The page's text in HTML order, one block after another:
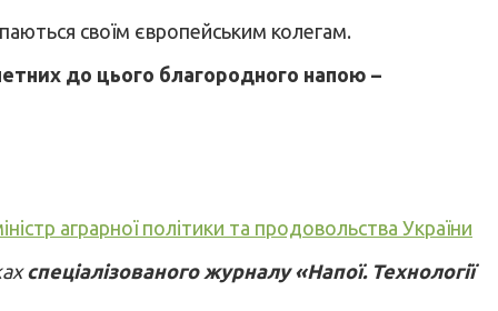
своїм європейським колегам.
до цього благородного напою –
аграрної політики та продовольства України
спеціалізованого журналу «Напої. Технології